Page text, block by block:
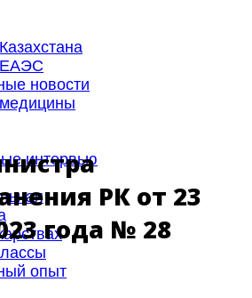
ЕАЭС
новости
интервью
опыт
РК от 23
года № 28